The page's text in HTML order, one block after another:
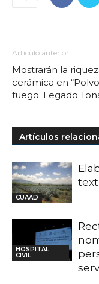
Artículo anterior
Mostrarán la
cerámica en
fuego. Legado
Artículos
CUAAD
HOSPITAL
CIVIL